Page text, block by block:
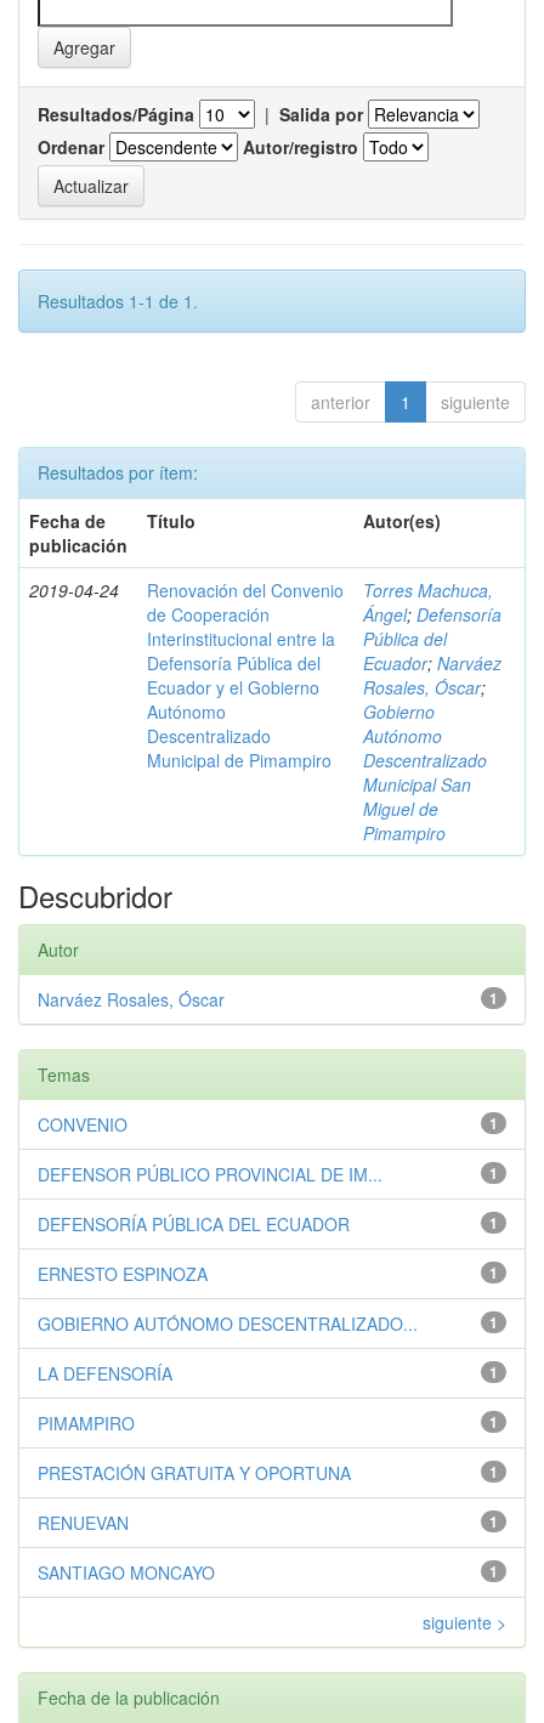
Resultados/Página | Salida por
Ordenar
Autor/registro
Resultados 1-1 de 1.
anterior 1 siguiente
Resultados por ítem:
Fecha de
publicación
Título Autor(es)
2019-04-24
Renovación del Convenio
de Cooperación
Interinstitucional entre la
Defensoría Pública del
Ecuador y el Gobierno
Autónomo
Descentralizado
Municipal de Pimampiro
Torres Machuca,
Ángel; Defensoría
Pública del
Ecuador; Narváez
Rosales, Óscar;
Gobierno
Autónomo
Descentralizado
Municipal San
Miguel de
Pimampiro
Descubridor
Autor
1
Narváez Rosales, Óscar
Temas
1
CONVENIO
1
DEFENSOR PÚBLICO PROVINCIAL DE IM...
1
DEFENSORÍA PÚBLICA DEL ECUADOR
1
ERNESTO ESPINOZA
1
GOBIERNO AUTÓNOMO DESCENTRALIZADO...
1
LA DEFENSORÍA
1
PIMAMPIRO
1
PRESTACIÓN GRATUITA Y OPORTUNA
1
RENUEVAN
1
SANTIAGO MONCAYO
siguiente >
Fecha de la publicación